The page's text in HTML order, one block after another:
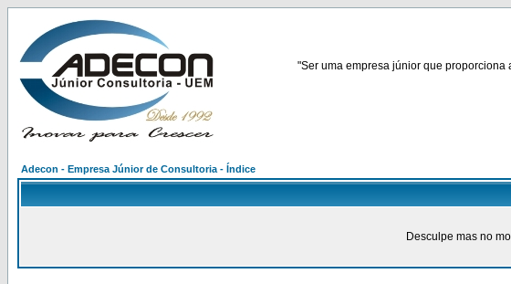
"Ser uma empresa júnior que
Adecon - Empresa Júnior de Consultoria - Índice
Desculpe mas no